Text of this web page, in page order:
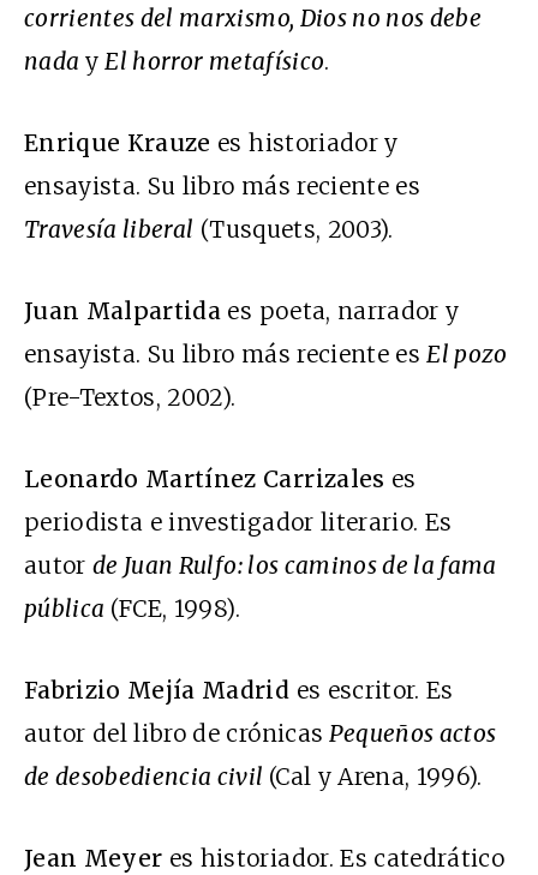
corrientes del marxismo, Dios no nos debe
nada yEl horror metafísico.
Enrique Krauze es historiador y
ensayista. Su libro más reciente es
Travesía liberal (Tusquets, 2003).
Juan Malpartida es poeta, narrador y
ensayista. Su libro más reciente esEl pozo
(Pre-Textos, 2002).
Leonardo Martínez Carrizales es
periodista e investigador literario. Es
autorde Juan Rulfo: los caminos de la fama
pública (FCE, 1998).
Fabrizio Mejía Madrid es escritor. Es
autor del libro de crónicas Pequeños actos
de desobediencia civil (Cal y Arena, 1996).
Jean Meyer es historiador. Es catedrático